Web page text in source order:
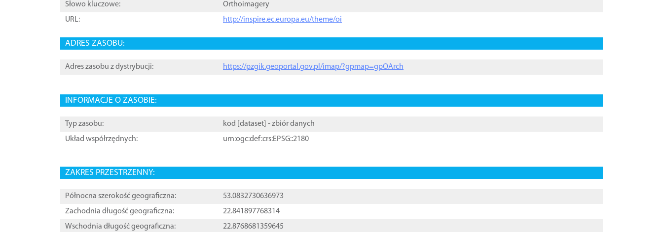
Słowo kluczowe:
Orthoimagery
URL:
http://inspire.ec.europa.eu/theme/oi
ADRES ZASOBU:
Adres zasobu z dystrybucji: https://pzgik.geoportal.gov.pl/imap/?gpmap=gpOArch
INFORMACJE O ZASOBIE:
Typ zasobu: kod [ dataset ] - zbiór danych
Układ współrzędnych:
urn:ogc:def:crs:EPSG::2180
ZAKRES PRZESTRZENNY:
Północna szerokość geograficzna:
53.0832730636973
Zachodnia długość geograficzna:
22.841897768314
Wschodnia długość geograficzna:
22.8768681359645